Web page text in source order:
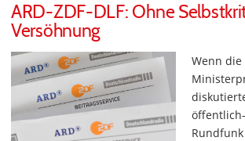
ARD-ZDF-DLF: Ohne
Versöhnung
Wenn